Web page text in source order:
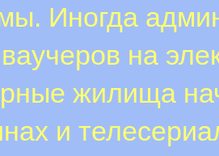
Иногда
на
жилища
и